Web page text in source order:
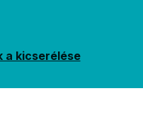
a kicserélése